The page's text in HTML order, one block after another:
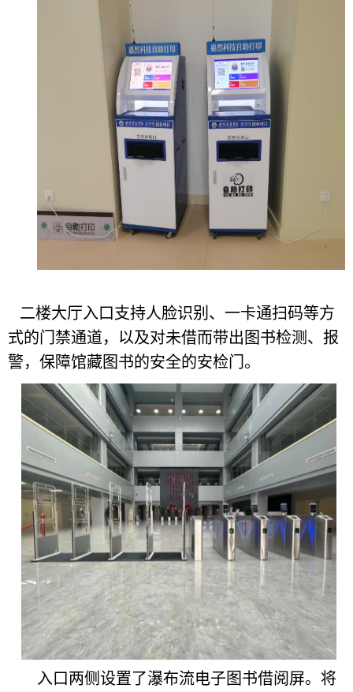
二楼大厅入口支持人脸识别、一卡通扫码等方
式的门禁通道，以及对未借而带出图书检测、报
警，保障馆藏图书的安全的安检门。
入口两侧设置了瀑布流电子图书借阅屏。将